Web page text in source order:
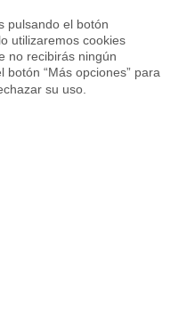
pulsando el botón
utilizaremos cookies
no recibirás ningún
“Más opciones” para
su uso.